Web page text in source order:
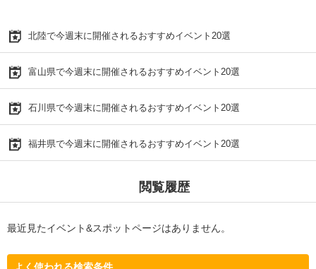
北陸で今週末に開催されるおすすめイベント20選
富山県で今週末に開催されるおすすめイベント20選
石川県で今週末に開催されるおすすめイベント20選
福井県で今週末に開催されるおすすめイベント20選
閲覧履歴
最近見たイベント&スポットページはありません。